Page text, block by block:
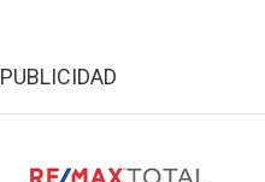
PUBLICIDAD